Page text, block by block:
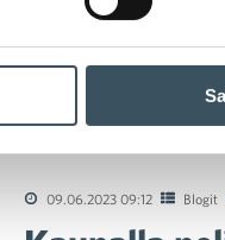
pelintekijän rooli
09.06.2023 09:12 Blogit